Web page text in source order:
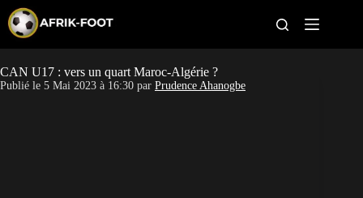
p
o
c
CAN féminine
CAN U17 : vers un quart Maroc-Algérie ?
Publié le 5 Mai 2023 à 16:30 par Prudence Ahanogbe